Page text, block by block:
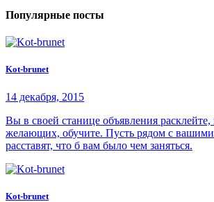
Популярные посты
Kot-brunet
14 декабря, 2015
Вы в своей станице объявления расклейте,
желающих, обучите. Пусть рядом с
расставят, что б вам было чем заняться.
Kot-brunet